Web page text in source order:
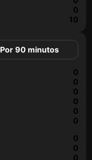
0
10
Por 90 minutos
0
0
0
0
0
0
0
0
0